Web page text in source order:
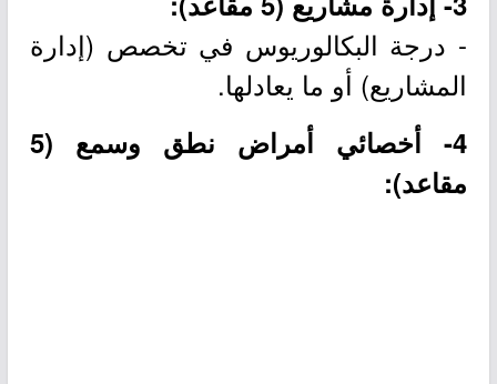
- درجة البكالوريوس في تخصص (إدارة
المشاريع) أو ما يعادلها.
4- أخصائي أمراض نطق وسمع (5
مقاعد):